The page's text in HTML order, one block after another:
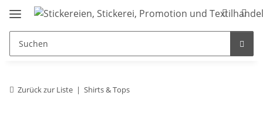
Zurück zur Liste Shirts & Tops